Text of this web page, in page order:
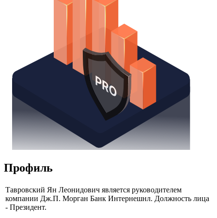
Профиль